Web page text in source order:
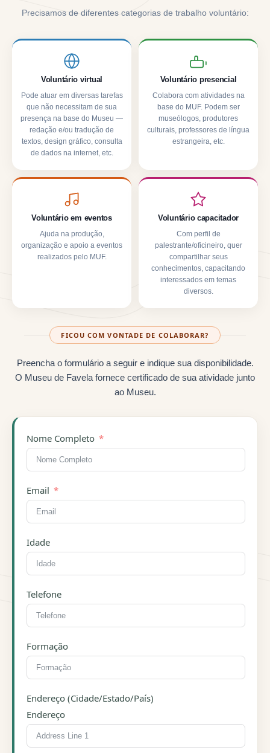
Precisamos de diferentes categorias de trabalho voluntário:
Voluntário virtual
Pode atuar em diversas tarefas
que não necessitam de sua
presença na base do Museu —
redação e/ou tradução de
textos, design gráfico, consulta
de dados na internet, etc.
Voluntário presencial
Colabora com atividades na
base do MUF. Podem ser
museólogos, produtores
culturais, professores de língua
estrangeira, etc.
Voluntário em eventos
Ajuda na produção,
organização e apoio a eventos
realizados pelo MUF.
Voluntário capacitador
Com perfil de
palestrante/oficineiro, quer
compartilhar seus
conhecimentos, capacitando
interessados em temas
diversos.
FICOU COM VONTADE DE COLABORAR?
Preencha o formulário a seguir e indique sua disponibilidade.
O Museu de Favela fornece certificado de sua atividade junto
ao Museu.
Nome Completo
Email
Idade
Telefone
Formação
Endereço (Cidade/Estado/País)
Endereço